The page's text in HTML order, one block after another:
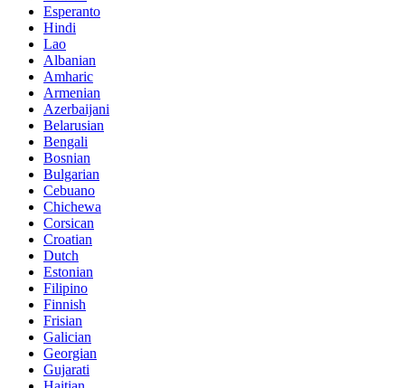
Esperanto
Hindi
Lao
Albanian
Amharic
Armenian
Azerbaijani
Belarusian
Bengali
Bosnian
Bulgarian
Cebuano
Chichewa
Corsican
Croatian
Dutch
Estonian
Filipino
Finnish
Frisian
Galician
Georgian
Gujarati